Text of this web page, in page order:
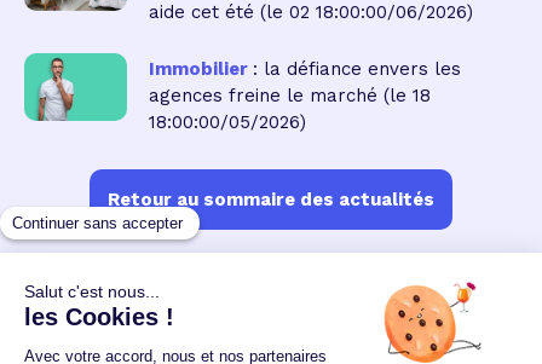
aide cet été (le 02 18:00:00/06/2026)
Immobilier : la défiance envers les
agences freine le marché (le 18
18:00:00/05/2026)
Retour au sommaire des actualités